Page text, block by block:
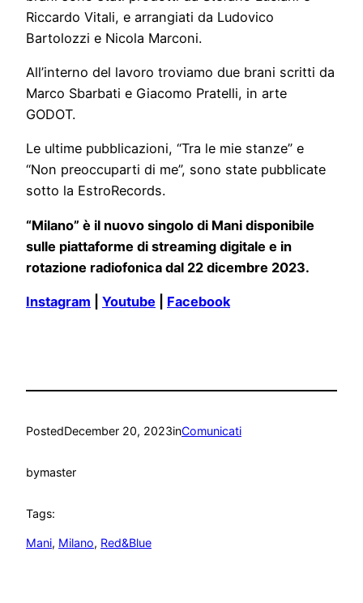
Riccardo Vitali, e arrangiati da Ludovico
Bartolozzi e Nicola Marconi.
All’interno del lavoro troviamo due brani scritti da
Marco Sbarbati e Giacomo Pratelli, in arte
GODOT.
Le ultime pubblicazioni, “Tra le mie stanze” e
“Non preoccuparti di me”, sono state pubblicate
sotto la EstroRecords.
“Milano” è il nuovo singolo di Mani disponibile
sulle piattaforme di streaming digitale e in
rotazione radiofonica dal 22 dicembre 2023.
Instagram Youtube Facebook
PostedDecember 20, 2023inComunicati
bymaster
Tags:
Mani, Milano, Red&Blue